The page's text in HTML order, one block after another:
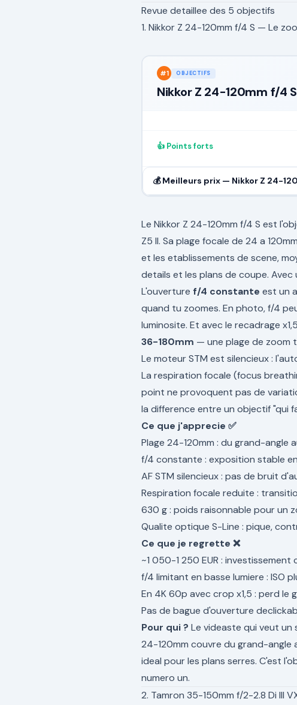
Revue detaillee des 5 objectifs
1. Nikkor Z 24-120mm f/4 S — Le
#1 OBJECTIFS
Nikkor Z 24-120mm f/4 S
👍 Points forts
💰 Meilleurs prix — Nikkor Z 24-
Le Nikkor Z 24-120mm f/4 S est
Z5 II. Sa plage focale de 24 a
et les etablissements de scene,
details et les plans de coupe.
L'ouverture f/4 constante est un
quand tu zoomes. En photo, f/4
luminosite. Et avec le recadrage
36-180mm — une plage de zoom
Le moteur STM est silencieux :
La respiration focale (focus
point ne provoquent pas de
la difference entre un objectif "qui
Ce que j'apprecie ✅
Plage 24-120mm : du grand-angle
f/4 constante : exposition stable
AF STM silencieux : pas de bruit
Respiration focale reduite :
630 g : poids raisonnable pour un
Qualite optique S-Line : pique,
Ce que je regrette ❌
~1 050-1 250 EUR :
f/4 limitant en basse lumiere : ISO
En 4K 60p avec crop x1,5 : perd le
Pas de bague d'ouverture
Pour qui ? Le videaste qui veut
24-120mm couvre du grand-angle
ideal pour les plans serres. C'est
numero un.
2. Tamron 35-150mm f/2-2.8 Di III